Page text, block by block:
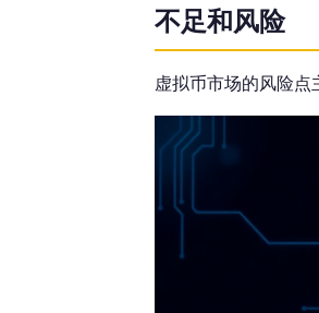
不足和风险
虚拟币市场的风险点